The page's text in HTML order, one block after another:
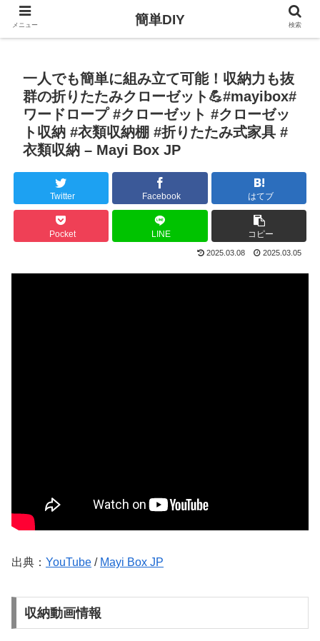
一人でも簡単に組み立て可能！収納力も抜
群の折りたたみクローゼット💪#mayibox#
ワードロープ #クローゼット #クローゼッ
ト収納 #衣類収納棚 #折りたたみ式家具 #
衣類収納 – Mayi Box JP
Twitter Facebook はてブ
Pocket LINE コピー
2025.03.08 2025.03.05
出典： YouTube / Mayi Box JP
収納動画情報
メニュー 簡単DIY 検索